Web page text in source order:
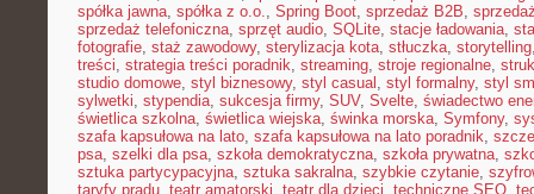
spółka jawna, spółka z o.o., Spring Boot, sprzedaż B2B,
sprzedaż telefoniczna, sprzęt audio, SQLite, stacje ładowania,
fotografie, staż zawodowy, sterylizacja kota, stłuczka, storytelling
treści, strategia treści poradnik, streaming, stroje regionalne,
studio domowe, styl biznesowy, styl casual , styl formalny, styl
sylwetki, stypendia, sukcesja firmy, SUV, Svelte, świadectwo
świetlica szkolna, świetlica wiejska, świnka morska, Symfony,
szafa kapsułowa na lato, szafa kapsułowa na lato poradnik,
psa, szelki dla psa, szkoła demokratyczna, szkoła prywatna,
sztuka partycypacyjna, sztuka sakralna, szybkie czytanie,
taryfy prądu, teatr amatorski, teatr dla dzieci, techniczne SEO,